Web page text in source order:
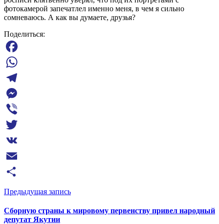
фотокамерой запечатлел именно меня, в чем я сильно
сомневаюсь. А как вы думаете, друзья?
Поделиться:
Facebook
WhatsApp
Telegram
Messenger
Viber
Twitter
VK
Email
Отправить
Предыдущая запись
Сборную страны к мировому первенству привел народный
депутат Якутии